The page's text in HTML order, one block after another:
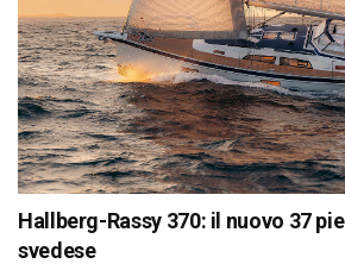
Hallberg-Rassy 370: il nuovo 37
svedese